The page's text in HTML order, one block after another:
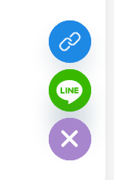
Hide
chaty